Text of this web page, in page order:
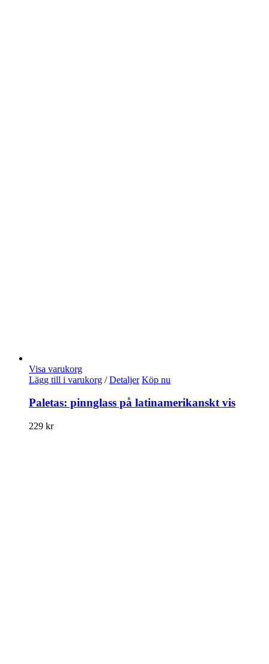
Visa varukorg
Lägg till i varukorg / Detaljer Köp nu
Paletas: pinnglass på latinamerikanskt vis
229 kr